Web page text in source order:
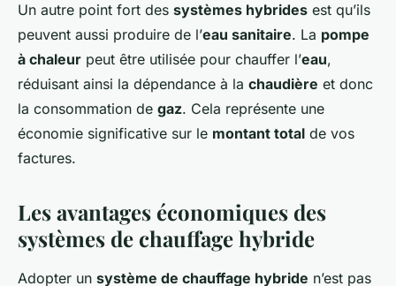
Un autre point fort des systèmes hybrides est qu’ils
peuvent aussi produire de l’eau sanitaire. La pompe
à chaleur peut être utilisée pour chauffer l’eau,
réduisant ainsi la dépendance à la chaudière et donc
la consommation de gaz. Cela représente une
économie significative sur le montant total de vos
factures.
Les avantages économiques des
systèmes de chauffage hybride
Adopter un système de chauffage hybride n’est pas